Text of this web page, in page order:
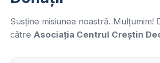
Susține misiunea noastră. Mulțumim!
către Asociația Centrul Creștin